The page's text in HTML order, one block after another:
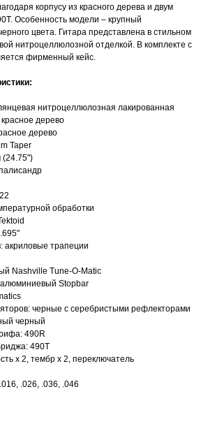
корпусу из красного дерева и двум
Особенность модели – крупный
цвета. Гитара представлена в стильном
нитроцеллюлозной отделкой. В комплекте с
фирменный кейс.
нитроцеллюлозная лакированная
дерево
дерево
Taper
(24.75")
обработки
акриловые трапеции
Nashville Tune-O-Matic
Stopbar
черные с серебристыми рефлекторами
черный
490R
490T
х 2, тембр х 2, переключатель
.026, .036, .046